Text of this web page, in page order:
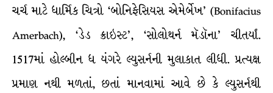
ચર્ચ માટે ધાર્મિક ચિત્રો ‘બોનિફેસિયસ એમેર્બેખ’ (Bonifacius
Amerbach), ‘ડેડ ક્રાઇસ્ટ’, ‘સોલોથર્ન મૅડૉના’ ચીતર્યાં.
1517માં હોલ્બીન ધ યંગરે લ્યુસર્નની મુલાકાત લીધી. પ્રત્યક્ષ
પ્રમાણ નથી મળતાં, છતાં માનવામાં આવે છે કે લ્યુસર્નથી